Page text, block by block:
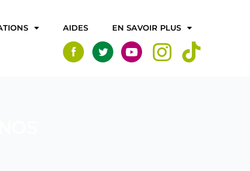
AIDES EN SAVOIR PLUS